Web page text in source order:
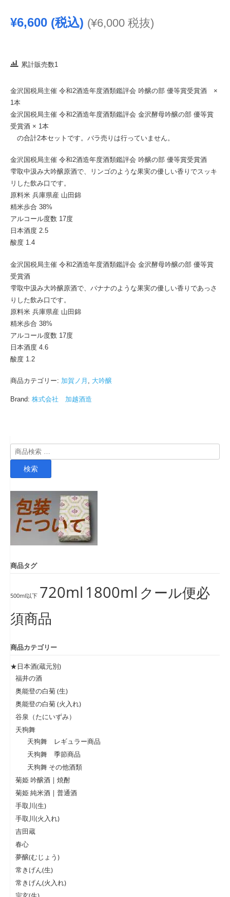
¥6,600 (税込) (¥6,000 税抜)
累計販売数1
金沢国税局主催 令和2酒造年度酒類鑑評会 吟醸の部 優等賞受賞酒 ×
1本
金沢国税局主催 令和2酒造年度酒類鑑評会 金沢酵母吟醸の部 優等賞
受賞酒 × 1本
の合計2本セットです。バラ売りは行っていません。
金沢国税局主催 令和2酒造年度酒類鑑評会 吟醸の部 優等賞受賞酒
雫取中汲み大吟醸原酒で、リンゴのような果実の優しい香りでスッキ
リした飲み口です。
原料米 兵庫県産 山田錦
精米歩合 38%
アルコール度数 17度
日本酒度 2.5
酸度 1.4
金沢国税局主催 令和2酒造年度酒類鑑評会 金沢酵母吟醸の部 優等賞
受賞酒
雫取中汲み大吟醸原酒で、バナナのような果実の優しい香りであっさ
りした飲み口です。
原料米 兵庫県産 山田錦
精米歩合 38%
アルコール度数 17度
日本酒度 4.6
酸度 1.2
商品カテゴリー: 加賀ノ月 , 大吟醸
Brand: 株式会社 加越酒造
検
索
検索
商品タグ
500ml以下 720ml 1800ml クール便必
須商品
商品カテゴリー
★日本酒(蔵元別)
福井の酒
奥能登の白菊 (生)
奥能登の白菊 (火入れ)
谷泉（たにいずみ）
天狗舞
天狗舞 レギュラー商品
天狗舞 季節商品
天狗舞 その他酒類
菊姫 吟醸酒 | 焼酎
菊姫 純米酒 | 普通酒
手取川(生)
手取川(火入れ)
吉田蔵
春心
夢醸(むじょう)
常きげん(生)
常きげん(火入れ)